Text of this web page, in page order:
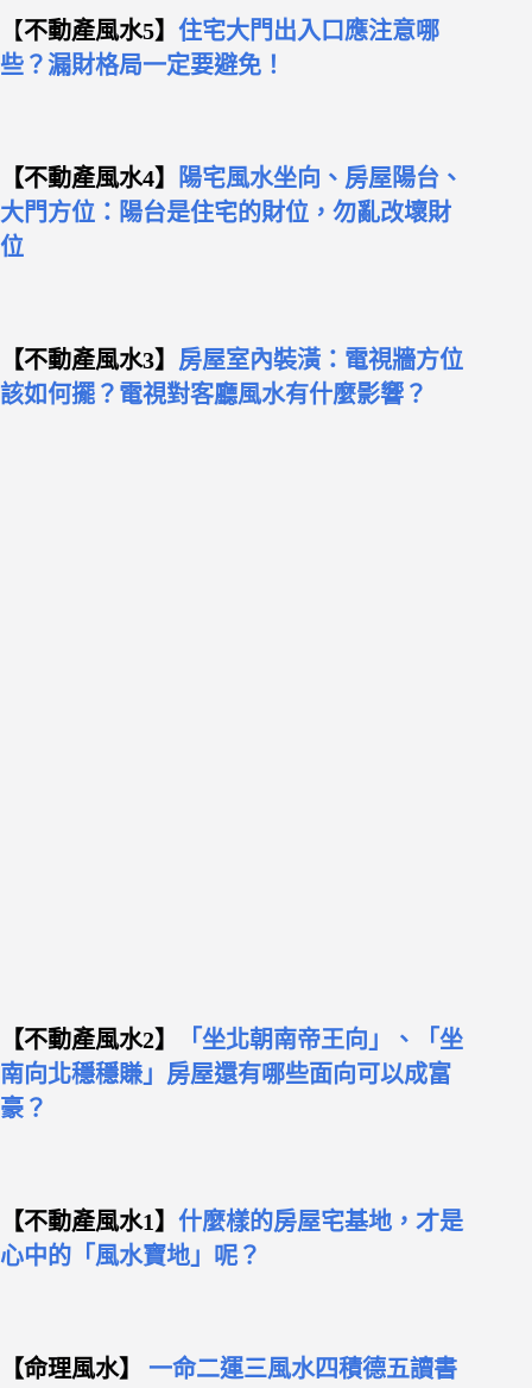
【不動產風水5】 住宅大門出入口應注意哪
些？漏財格局一定要避免！
【不動產風水4】
陽宅風水坐向、房屋陽台、
大門方位：陽台是住宅的財位，勿亂改壞財
位
【不動產風水3】 房屋室內裝潢：電視牆方位
該如何擺？電視對客廳風水有什麼影響？
【不動產風水2】
「坐北朝南帝王向」、「坐
南向北穩穩賺」房屋還有哪些面向可以成富
豪？
【不動產風水1】 什麼樣的房屋宅基地，才是
心中的「風水寶地」呢？
【命理風水】 一命二運三風水四積德五讀書